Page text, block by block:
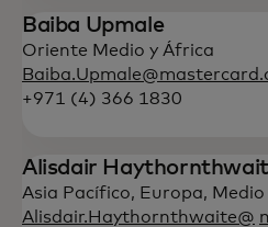
Baiba Upmale
Oriente Medio y África
+971 (4) 366 1830
Alisdair
Asia Pacífico, Europa,
Alisdair.Haythornthwaite@